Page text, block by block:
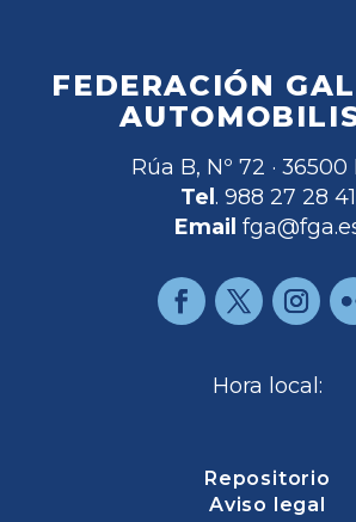
FEDERACIÓN
Rúa B, Nº 72 · 36500
Tel. 988 27 28 41
Email
Hora local:
Repositorio
Aviso legal